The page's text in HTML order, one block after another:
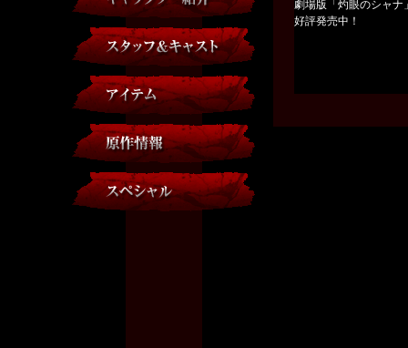
劇場版「灼眼のシャ
好評発売中！